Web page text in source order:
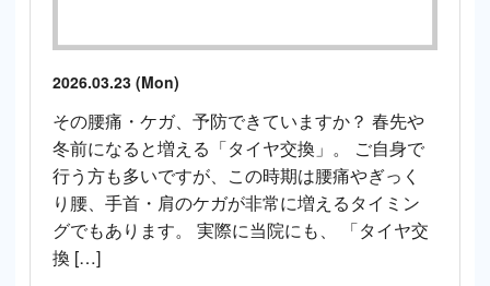
2026.03.23 (Mon)
その腰痛・ケガ、予防できていますか？ 春先や
冬前になると増える「タイヤ交換」。 ご自身で
行う方も多いですが、この時期は腰痛やぎっく
り腰、手首・肩のケガが非常に増えるタイミン
グでもあります。 実際に当院にも、 「タイヤ交
換 […]